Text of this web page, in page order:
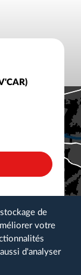
de
votre
d'analyser